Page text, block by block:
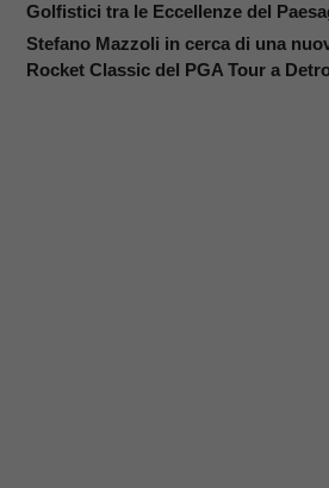
Golfistici tra le Eccellenze del
Stefano Mazzoli in cerca di una
Rocket Classic del PGA Tour a